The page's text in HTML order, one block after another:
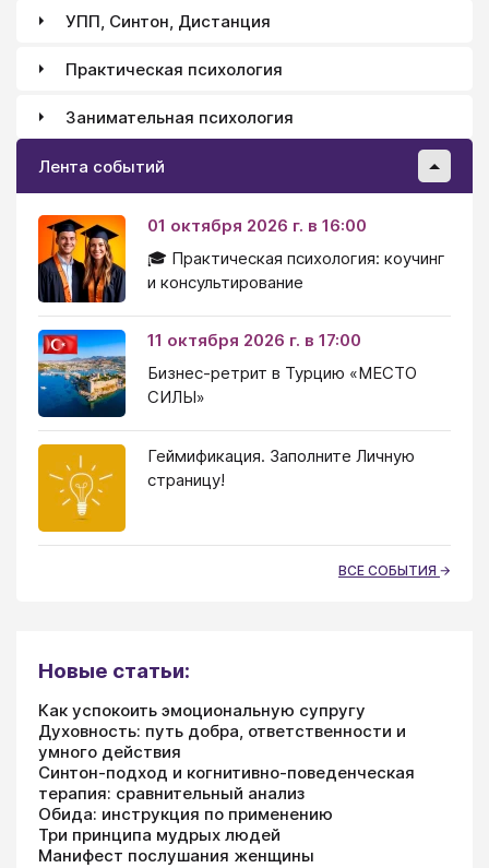
УПП, Синтон, Дистанция
Практическая психология
Занимательная психология
Лента событий
01 октября 2026 г. в 16:00
🎓 Практическая психология: коучинг
и консультирование
11 октября 2026 г. в 17:00
Бизнес-ретрит в Турцию «МЕСТО
СИЛЫ»
Геймификация. Заполните Личную
страницу!
ВСЕ СОБЫТИЯ
Новые статьи:
Как успокоить эмоциональную супругу
Духовность: путь добра, ответственности и
умного действия
Синтон-подход и когнитивно-поведенческая
терапия: сравнительный анализ
Обида: инструкция по применению
Три принципа мудрых людей
Манифест послушания женщины